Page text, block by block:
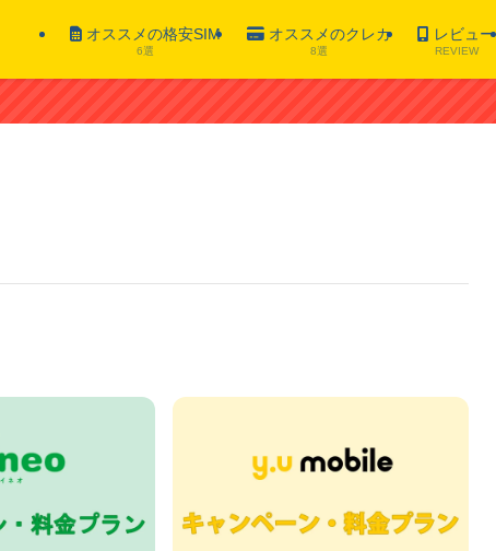
オススメの格安SIM
6選
オススメのクレカ
8選
レビュー
REVIEW